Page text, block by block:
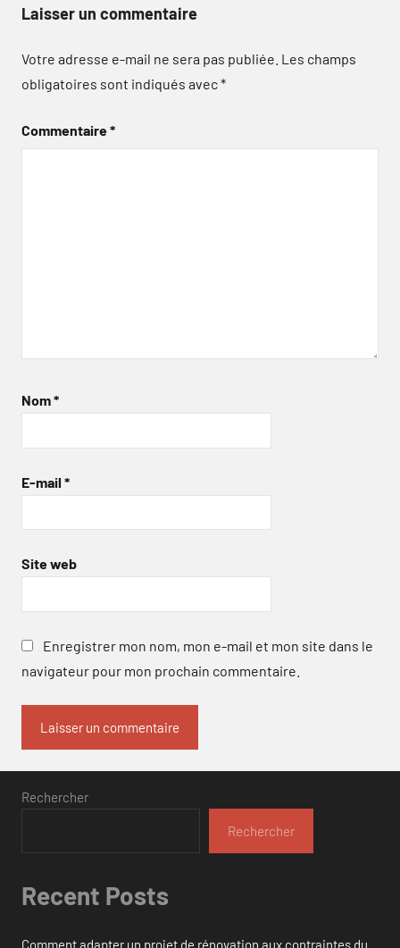
Laisser un commentaire
Votre adresse e-mail ne sera pas publiée. Les champs
obligatoires sont indiqués avec*
Commentaire*
Nom*
E-mail *
Site web
Enregistrer mon nom, mon e-mail et mon site dans le
navigateur pour mon prochain commentaire.
Rechercher
Rechercher
Recent Posts
Comment adapter un projet de rénovation aux contraintes du